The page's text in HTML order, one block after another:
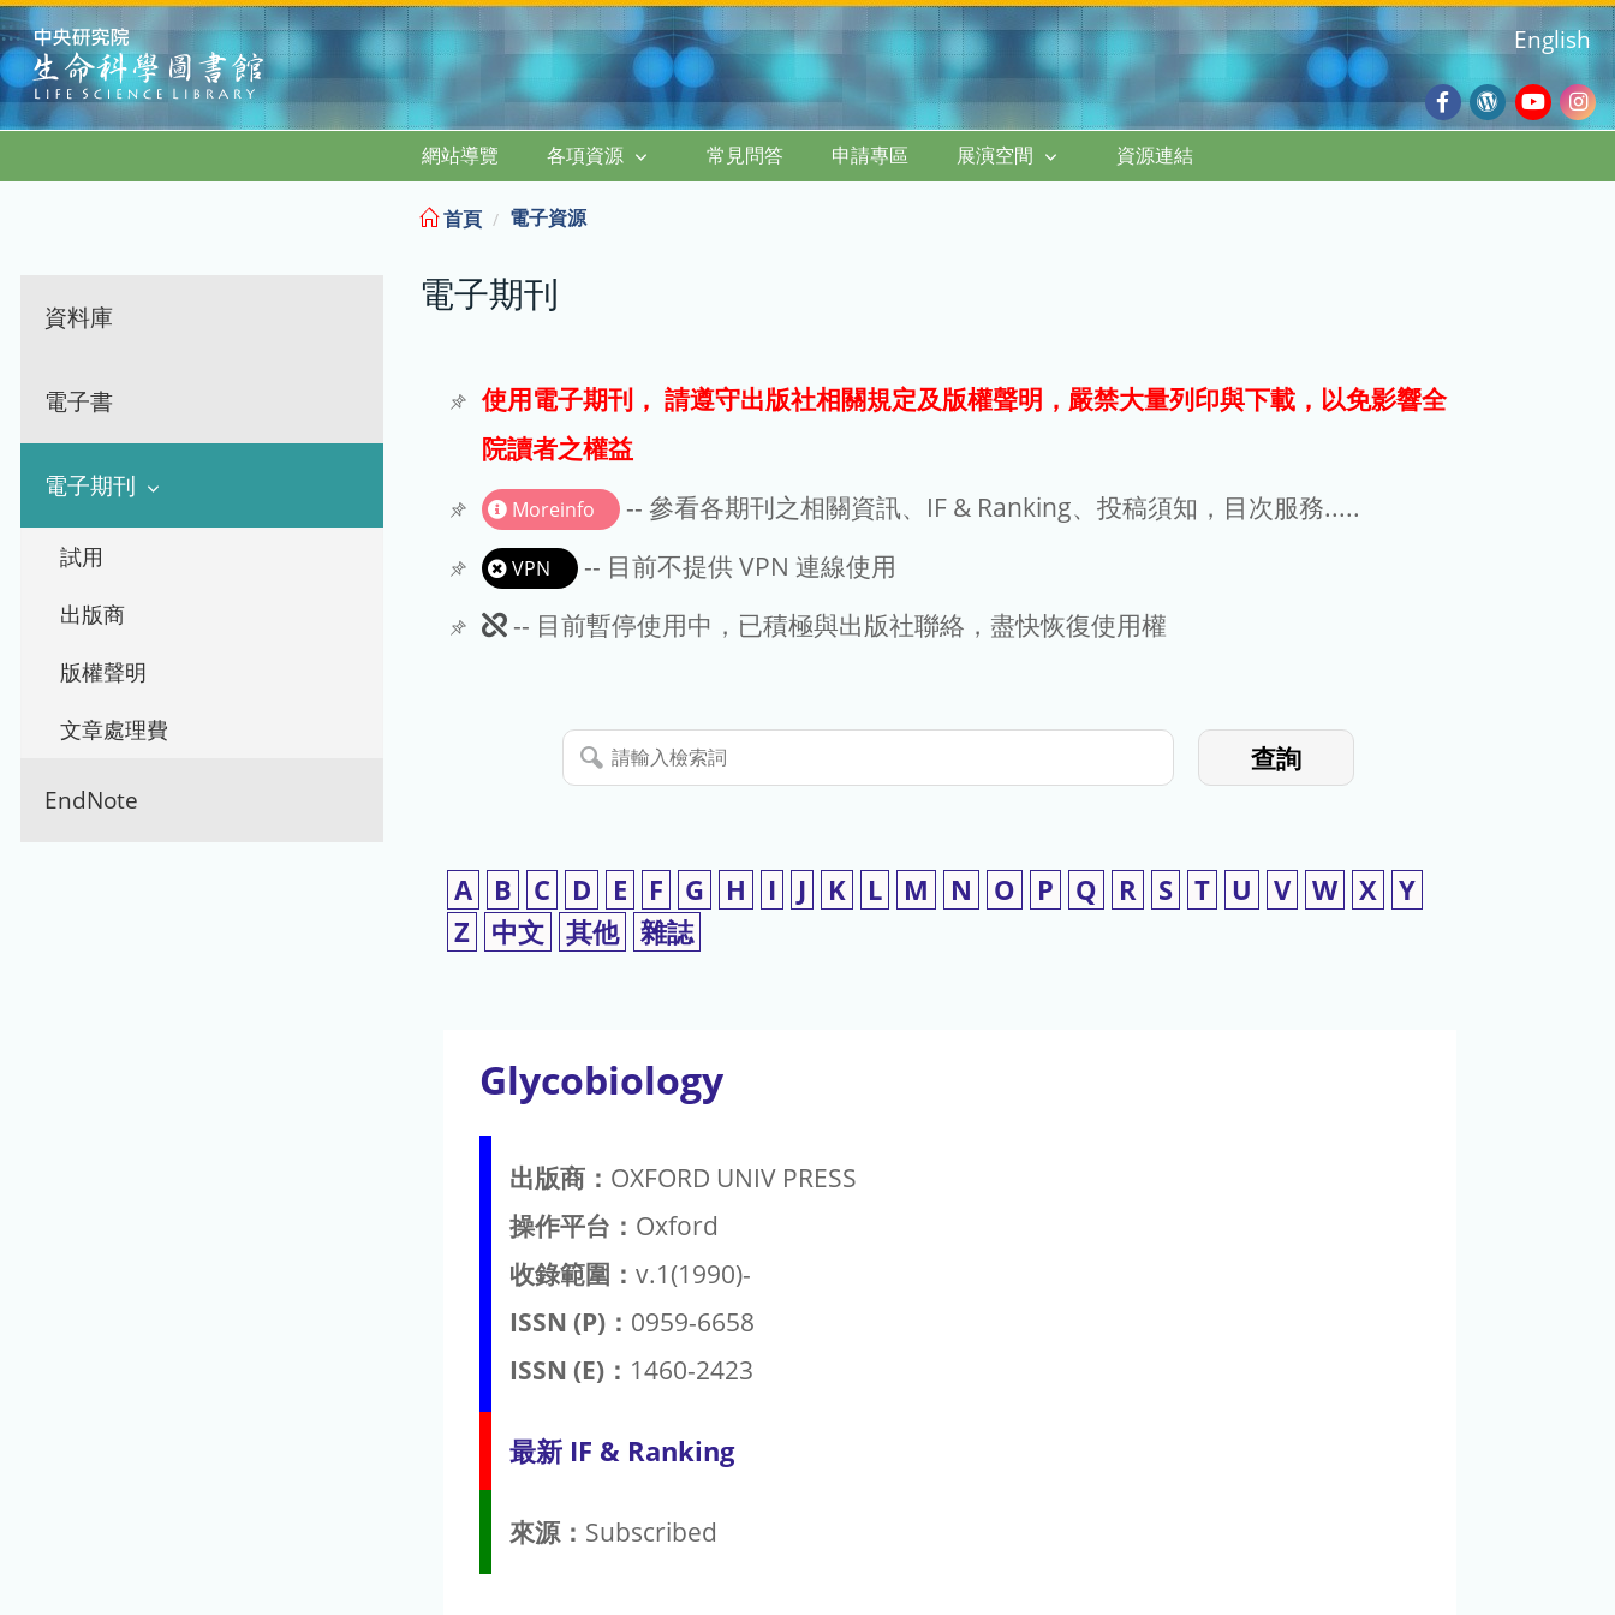
:::
Facebook
Wordpress
Blog
English
網站導覽 各項資源 常見問答 申請專區 展演空間 資源連結
資料庫
電子書
電子期刊
試用
出版商
版權聲明
文章處理費
EndNote
首頁 電子資源
電子期刊
使用電子期刊， 請遵守出版社相關規定及版權聲明，嚴禁大量列印與下載，以免影響全
院讀者之權益
Moreinfo -- 參看各期刊之相關資訊、IF & Ranking、投稿須知，目次服務.....
VPN
-- 目前不提供 VPN 連線使用
此
使
用
-- 目前暫停使用中，已積極與出版社聯絡，盡快恢復使用權
請
輸
索
詞
查詢
A B C D E F G H I J K L M N O P Q R S T U V W X Y
Z
中文 其他 雜誌
Glycobiology
出版商： OXFORD UNIV PRESS
操作平台： Oxford
收錄範圍： v.1(1990)-
ISSN (P)： 0959-6658
ISSN (E)： 1460-2423
最新 IF & Ranking
來源： Subscribed